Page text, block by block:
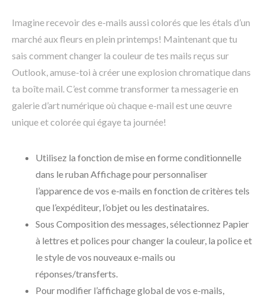
Imagine recevoir des e-mails aussi colorés que les étals d’un
marché aux fleurs en plein printemps! Maintenant que tu
sais comment changer la couleur de tes mails reçus sur
Outlook, amuse-toi à créer une explosion chromatique dans
ta boîte mail. C’est comme transformer ta messagerie en
galerie d’art numérique où chaque e-mail est une œuvre
unique et colorée qui égaye ta journée!
Utilisez la fonction de mise en forme conditionnelle
dans le ruban Affichage pour personnaliser
l’apparence de vos e-mails en fonction de critères tels
que l’expéditeur, l’objet ou les destinataires.
Sous Composition des messages, sélectionnez Papier
à lettres et polices pour changer la couleur, la police et
le style de vos nouveaux e-mails ou
réponses/transferts.
Pour modifier l’affichage global de vos e-mails,